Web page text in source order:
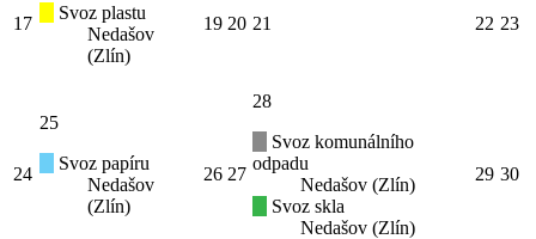
17
Svoz plastu
Nedašov
(Zlín)
19 20 21 22 23
24
25
Svoz papíru
Nedašov
(Zlín)
26 27
28
Svoz komunálního
odpadu
Nedašov (Zlín)
Svoz skla
Nedašov (Zlín)
29 30